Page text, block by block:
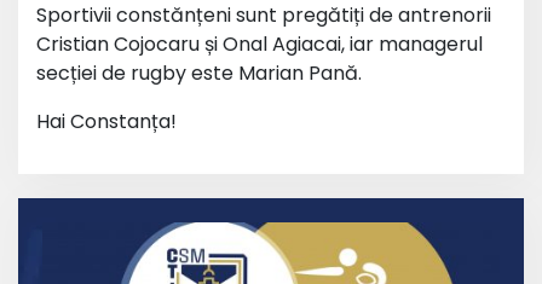
Sportivii constănțeni sunt pregătiți de antrenorii
Cristian Cojocaru și Onal Agiacai, iar managerul
secției de rugby este Marian Pană.
Hai Constanța!